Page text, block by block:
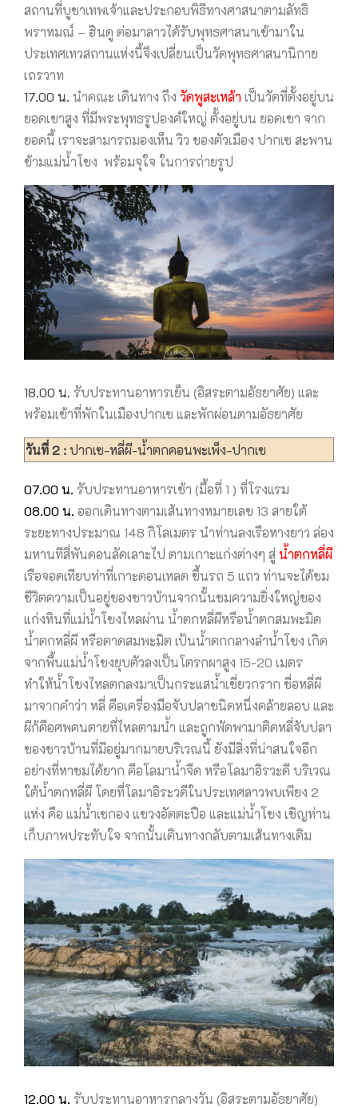
สถานที่บูชาเทพเจ้าและประกอบพิธีทางศาสนาตามลัทธิ
พราหมณ์ – ฮินดู ต่อมาลาวได้รับพุทธศาสนาเข้ามาใน
ประเทศเทวสถานแห่งนี้จึงเปลี่ยนเป็นวัดพุทธศาสนานิกาย
เถรวาท
17.00 น. นำคณะ เดินทาง ถึง วัดพูสะเหล้าเป็นวัดที่ตั้งอยู่บน
ยอดเขาสูง ที่มีพระพุทธรูปองค์ใหญ่ ตั้งอยู่บน ยอดเขา จาก
ยอดนี้ เราจะสามารถมองเห็น วิว ของตัวเมือง ปากเซ สะพาน
ข้ามแม่น้ำโขง พร้อมจุใจ ในการถ่ายรูป
18.00 น. รับประทานอาหารเย็น (อิสระตามอัธยาศัย) และ
พร้อมเข้าที่พักในเมืองปากเซ และพักผ่อนตามอัธยาศัย
วันที่ 2 :ปากเซ-หลี่ผี-น้ำตกคอนพะเพ็ง-ปากเซ
07.00 น. รับประทานอาหารเช้า (มื้อที่ 1 ) ที่โรงแรม
08.00 น. ออกเดินทางตามเส้นทางหมายเลข 13 สายใต้
ระยะทางประมาณ 148 กิโลเมตร นำท่านลงเรือหางยาว ล่อง
มหานทีสี่พันดอนลัดเลาะไป ตามเกาะแก่งต่างๆ สู่ น้ำตกหลี่ผี
เรือจอดเทียบท่าที่เกาะดอนเหลด ขึ้นรถ 5 แถว ท่านจะได้ชม
ชีวิตความเป็นอยู่ของชาวบ้านจากนั้นชมความยิ่งใหญ่ของ
แก่งหินที่แม่น้ำโขงไหลผ่าน น้ำตกหลี่ผีหรือน้ำตกสมพะมิด
น้ำตกหลี่ผี หรือตาดสมพะมิต เป้นน้ำตกกลางลำน้ำโขง เกิด
จากพื้นแม่น้ำโขงยุบตัวลงเป็นโตรกผาสูง 15-20 เมตร
ทำให้น้ำโขงไหลตกลงมาเป็นกระแสน้ำเชี่ยวกราก ชื่อหลี่ผี
มาจากคำว่า หลี่ คือเครื่องมือจับปลาชนิดหนึ่งคล้ายลอบ และ
ผีก้คือศพคนตายที่ไหลตามน้ำ และถูกพัดพามาติดหลี่จับปลา
ของชาวบ้านที่มีอยู่มากมายบริเวณนี้ ยังมีสิ่งที่น่าสนใจอีก
อย่างที่หาชมได้ยาก คือโลมาน้ำจืด หรือโลมาอิรวะดี บริเวณ
ใต้น้ำตกหลี่ผี โดยที่โลมาอิระวดีในประเทศลาวพบเพียง 2
แห่ง คือ แม่น้ำเซกอง แขวงอัตตะปือ และแม่น้ำโขง เชิญท่าน
เก็บภาพประทับใจ จากนั้นเดินทางกลับตามเส้นทางเดิม
12.00 น. รับประทานอาหารกลางวัน (อิสระตามอัธยาศัย)